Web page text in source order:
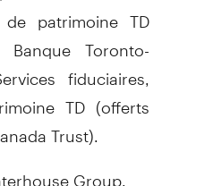
patrimoine TD
Toronto-
fiduciaires,
TD (offerts
Trust).
Group,